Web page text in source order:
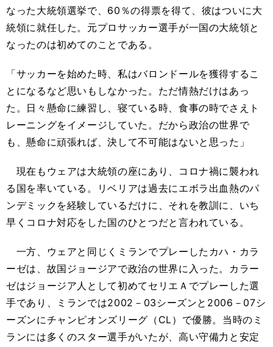
なった大統領選挙で、60％の得票を得て、彼はついに大
統領に就任した。元プロサッカー選手が一国の大統領と
なったのは初めてのことである。
「サッカーを始めた時、私はバロンドールを獲得するこ
とになるなど思いもしなかった。ただ情熱だけはあっ
た。日々懸命に練習し、寝ている時、食事の時でさえト
レーニングをイメージしていた。だから政治の世界で
も、懸命に頑張れば、決して不可能はないと思った」
現在もウェアは大統領の座にあり、コロナ禍に襲われ
る国を率いている。リベリアは過去にエボラ出血熱のパ
ンデミックを経験しているだけに、それを教訓に、いち
早くコロナ対応をした国のひとつだと言われている。
一方、ウェアと同じくミランでプレーしたカハ・カラ
ーゼは、故国ジョージアで政治の世界に入った。カラー
ゼはジョージア人として初めてセリエＡでプレーした選
手であり、ミランでは2002－03シーズンと2006－07シ
ーズンにチャンピオンズリーグ（CL）で優勝。当時のミ
ランには多くのスター選手がいたが、高い守備力と安定